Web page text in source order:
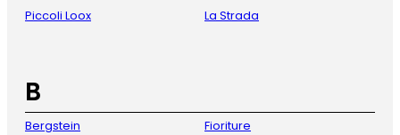
Piccoli Loox
La Strada
B
Bergstein
Fioriture